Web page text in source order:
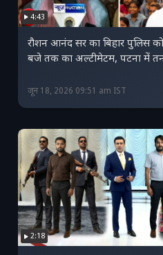
4:43
रौशन आनंद सर का बिहार पुलिस
बजे तक का अल्टीमेटम, पटना में
जून 18, 2026 09:51 am IST
2:18